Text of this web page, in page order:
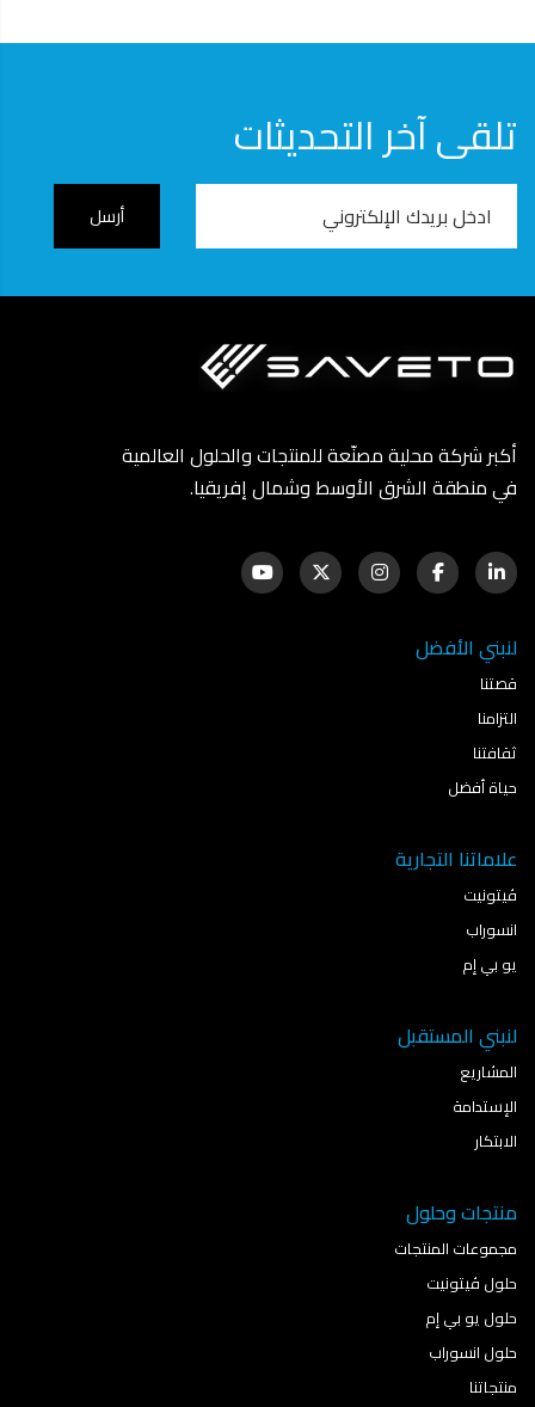
تلقى آخر التحديثات
Address
أكبر شركة محلية مصنّعة للمنتجات والحلول العالمية
في منطقة الشرق الأوسط وشمال إفريقيا.
لنبني الأفضل
قصتنا
التزامنا
ثقافتنا
حياة أفضل
علاماتنا التجارية
ڤيتونيت
انسوراب
يو بي إم
لنبني المستقبل
المشاريع
الإستدامة
الابتكار
منتجات وحلول
مجموعات المنتجات
حلول ڤيتونيت
حلول يو بي إم
حلول انسوراب
منتجاتنا